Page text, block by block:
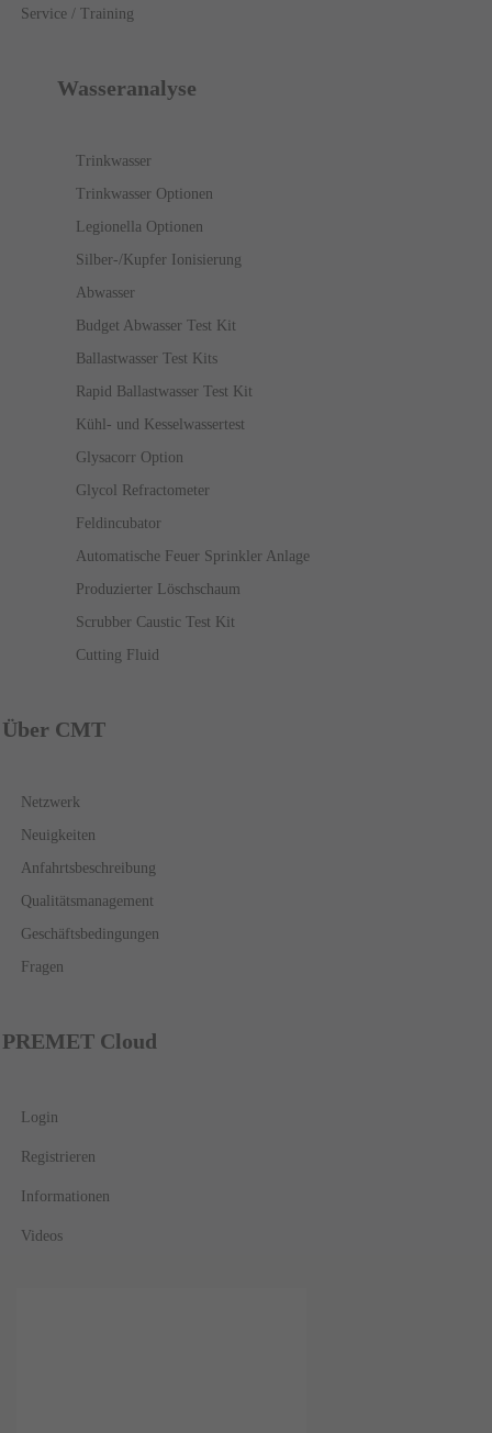
Service / Training
Wasseranalyse
Trinkwasser
Trinkwasser Optionen
Legionella Optionen
Silber-/Kupfer Ionisierung
Abwasser
Budget Abwasser Test Kit
Ballastwasser Test Kits
Rapid Ballastwasser Test Kit
Kühl- und Kesselwassertest
Glysacorr Option
Glycol Refractometer
Feldincubator
Automatische Feuer Sprinkler Anlage
Produzierter Löschschaum
Scrubber Caustic Test Kit
Cutting Fluid
Über CMT
Netzwerk
Neuigkeiten
Anfahrtsbeschreibung
Qualitätsmanagement
Geschäftsbedingungen
Fragen
PREMET Cloud
Login
Registrieren
Informationen
Videos